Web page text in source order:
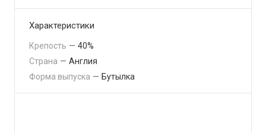
Характеристики
Крепость — 40%
Страна — Англия
Форма выпуска — Бутылка